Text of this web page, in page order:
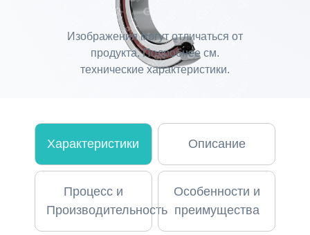
Изображения могут отличаться от
продукта. Подробнее см.
технические характеристики.
Характеристики Описание
Процесс и
Производительность
Особенности и
преимущества